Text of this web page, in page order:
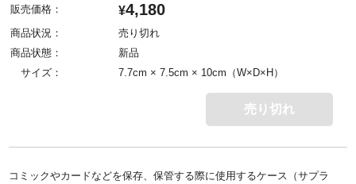
販売価格：
¥4,180
商品状況：
売り切れ
商品状態：
新品
サイズ：
7.7cm × 7.5cm × 10cm（W×D×H）
売り切れ
コミックやカードなどを保存、保管する際に使用するケース（サプラ